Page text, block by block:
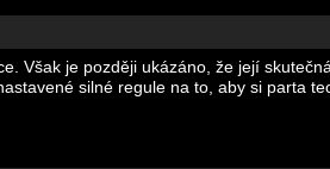
Však je později ukázáno, že její
silné regule na to, aby si parta